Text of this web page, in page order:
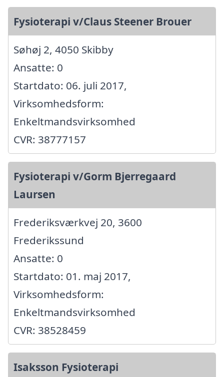
Fysioterapi v/Claus Steener Brouer
Søhøj 2, 4050 Skibby
Ansatte: 0
Startdato: 06. juli 2017,
Virksomhedsform:
Enkeltmandsvirksomhed
CVR: 38777157
Fysioterapi v/Gorm Bjerregaard
Laursen
Frederiksværkvej 20, 3600
Frederikssund
Ansatte: 0
Startdato: 01. maj 2017,
Virksomhedsform:
Enkeltmandsvirksomhed
CVR: 38528459
Isaksson Fysioterapi